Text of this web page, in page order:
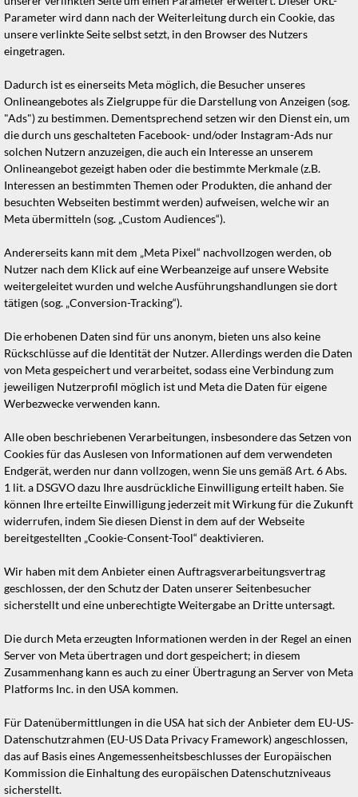
Parameter wird dann nach der Weiterleitung durch ein Cookie, das
unsere verlinkte Seite selbst setzt, in den Browser des Nutzers
eingetragen.
Dadurch ist es einerseits Meta möglich, die Besucher unseres
Onlineangebotes als Zielgruppe für die Darstellung von Anzeigen (sog.
"Ads") zu bestimmen. Dementsprechend setzen wir den Dienst ein, um
die durch uns geschalteten Facebook- und/oder Instagram-Ads nur
solchen Nutzern anzuzeigen, die auch ein Interesse an unserem
Onlineangebot gezeigt haben oder die bestimmte Merkmale (z.B.
Interessen an bestimmten Themen oder Produkten, die anhand der
besuchten Webseiten bestimmt werden) aufweisen, welche wir an
Meta übermitteln (sog. „Custom Audiences“).
Andererseits kann mit dem „Meta Pixel“ nachvollzogen werden, ob
Nutzer nach dem Klick auf eine Werbeanzeige auf unsere Website
weitergeleitet wurden und welche Ausführungshandlungen sie dort
tätigen (sog. „Conversion-Tracking“).
Die erhobenen Daten sind für uns anonym, bieten uns also keine
Rückschlüsse auf die Identität der Nutzer. Allerdings werden die Daten
von Meta gespeichert und verarbeitet, sodass eine Verbindung zum
jeweiligen Nutzerprofil möglich ist und Meta die Daten für eigene
Werbezwecke verwenden kann.
Alle oben beschriebenen Verarbeitungen, insbesondere das Setzen von
Cookies für das Auslesen von Informationen auf dem verwendeten
Endgerät, werden nur dann vollzogen, wenn Sie uns gemäß Art. 6 Abs.
1 lit. a DSGVO dazu Ihre ausdrückliche Einwilligung erteilt haben. Sie
können Ihre erteilte Einwilligung jederzeit mit Wirkung für die Zukunft
widerrufen, indem Sie diesen Dienst in dem auf der Webseite
bereitgestellten „Cookie-Consent-Tool“ deaktivieren.
Wir haben mit dem Anbieter einen Auftragsverarbeitungsvertrag
geschlossen, der den Schutz der Daten unserer Seitenbesucher
sicherstellt und eine unberechtigte Weitergabe an Dritte untersagt.
Die durch Meta erzeugten Informationen werden in der Regel an einen
Server von Meta übertragen und dort gespeichert; in diesem
Zusammenhang kann es auch zu einer Übertragung an Server von Meta
Platforms Inc. in den USA kommen.
Für Datenübermittlungen in die USA hat sich der Anbieter dem EU-US-
Datenschutzrahmen (EU-US Data Privacy Framework) angeschlossen,
das auf Basis eines Angemessenheitsbeschlusses der Europäischen
Kommission die Einhaltung des europäischen Datenschutzniveaus
sicherstellt.